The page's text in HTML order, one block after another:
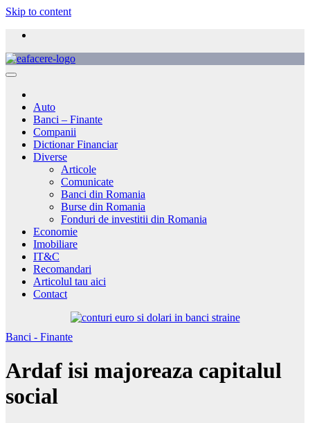
Skip to content
Auto
Banci – Finante
Companii
Dictionar Financiar
Diverse
Articole
Comunicate
Banci din Romania
Burse din Romania
Fonduri de investitii din Romania
Economie
Imobiliare
IT&C
Recomandari
Articolul tau aici
Contact
Banci - Finante
Ardaf isi majoreaza capitalul
social